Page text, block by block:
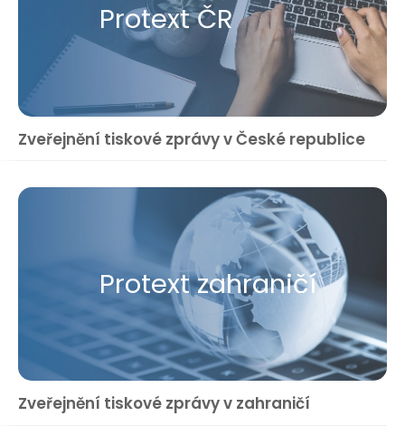
Protext ČR
Zveřejnění tiskové zprávy v České republice
Protext zahraničí
Zveřejnění tiskové zprávy v zahraničí